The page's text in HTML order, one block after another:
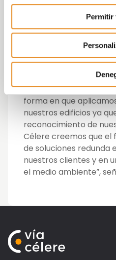
Permitir
La aplicación de la
apuesta de Vía Célere
como un método de
energética de sus
sostenibilidad de todo
“Es un honor que la
concretamente el
Industria, Energía y
forma en que
nuestros edificios ya
reconocimiento de
Célere creemos que
de soluciones redunda
nuestros clientes y en
el medio ambiente”,